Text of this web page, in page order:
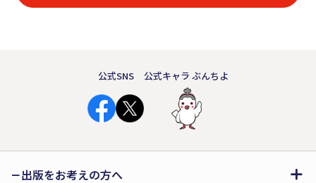
公式SNS 公式キャラ ぶんちよ
出版をお考えの方へ